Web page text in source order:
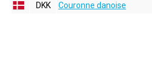
DKK
Couronne danoise